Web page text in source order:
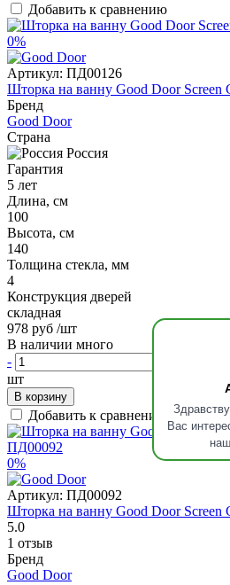
Вас
Добавить к сравнению
0%
Артикул: ПД00126
Шторка на ванну Good Door
Бренд
Good Door
Страна
Россия
Гарантия
5 лет
Длина, см
100
Высота, см
140
Толщина стекла, мм
4
Конструкция дверей
складная
978 руб /шт
В наличии много
-
шт
В корзину
Добавить к сравнению
0%
Артикул: ПД00092
Шторка на ванну Good Door
5.0
1 отзыв
Бренд
Good Door